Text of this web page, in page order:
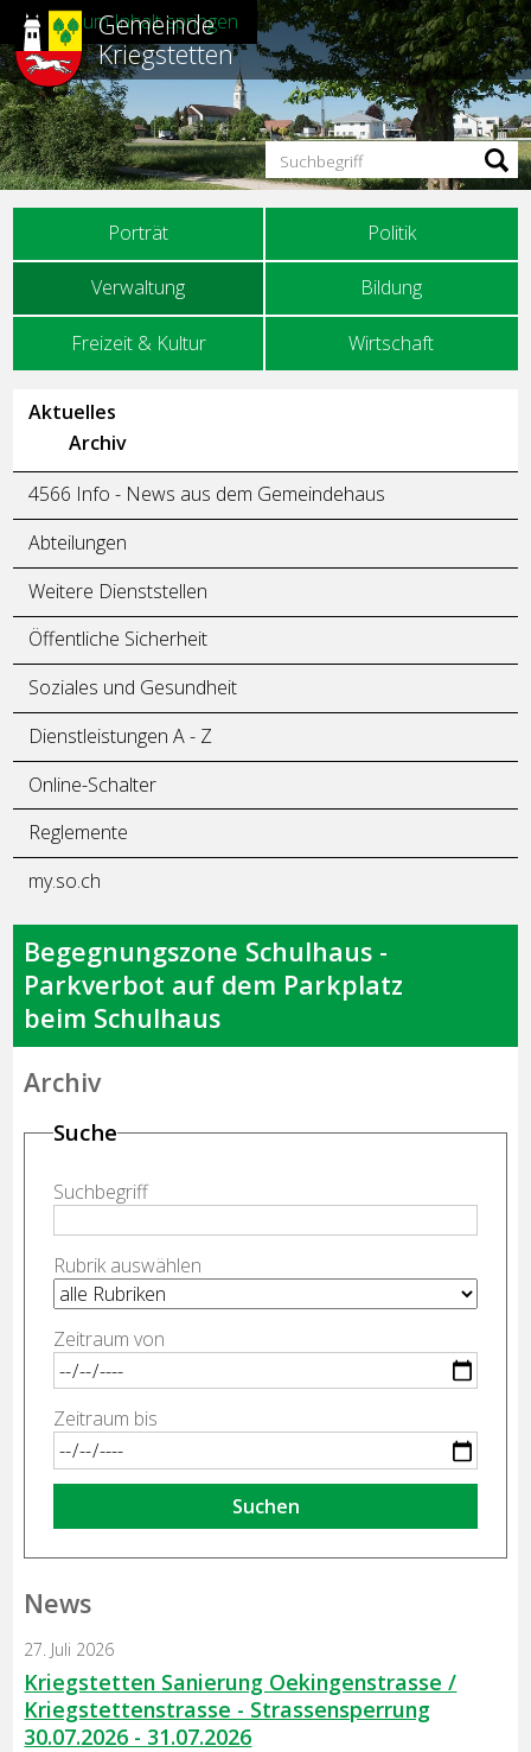
Direkt zum Inhalt springen
Hauptnavigation
Porträt Politik
Verwaltung Bildung
Freizeit & Kultur Wirtschaft
Gemeinde
Kriegstetten
Suchbegriff
Unternavigation
Aktuelles
Archiv
4566 Info - News aus dem Gemeindehaus
Abteilungen
Weitere Dienststellen
Öffentliche Sicherheit
Soziales und Gesundheit
Dienstleistungen A - Z
Online-Schalter
Reglemente
my.so.ch
Begegnungszone Schulhaus -
Parkverbot auf dem Parkplatz
beim Schulhaus
Archiv
Suche
Suchbegriff
Rubrik auswählen
Zeitraum von
Zeitraum bis
Suchen
News
Kriegstetten Sanierung Oekingenstrasse /
Kriegstettenstrasse - Strassensperrung
30.07.2026 - 31.07.2026
27. Juli 2026